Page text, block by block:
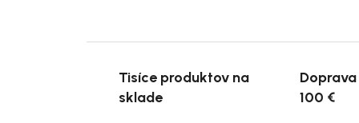
Tisíce produktov na
sklade
100 €